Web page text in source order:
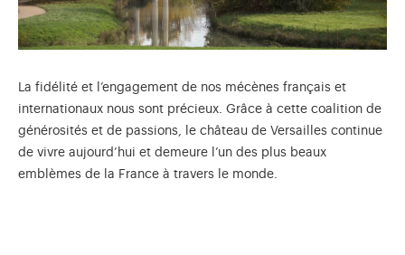
La fidélité et l’engagement de nos mécènes français et
internationaux nous sont précieux. Grâce à cette coalition de
générosités et de passions, le château de Versailles continue
de vivre aujourd’hui et demeure l’un des plus beaux
emblèmes de la France à travers le monde.